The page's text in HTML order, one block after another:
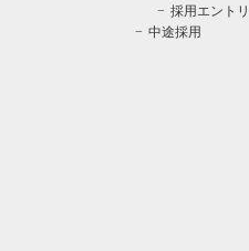
採用エント
中途採用